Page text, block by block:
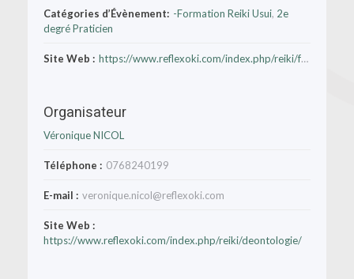
Catégories d’Évènement: -Formation Reiki Usui, 2e
degré Praticien
Site Web : https://www.reflexoki.com/index.php/reiki/formation/
Organisateur
Véronique NICOL
Téléphone : 0768240199
E-mail : veronique.nicol@reflexoki.com
Site Web :
https://www.reflexoki.com/index.php/reiki/deontologie/